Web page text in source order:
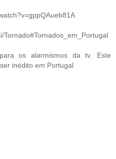
Tornado#Tornados_em_Portugal
os alarmismos da tv. Este
inédito em Portugal